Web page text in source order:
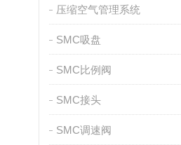
压缩空气管理系统
SMC吸盘
SMC比例阀
SMC接头
SMC调速阀